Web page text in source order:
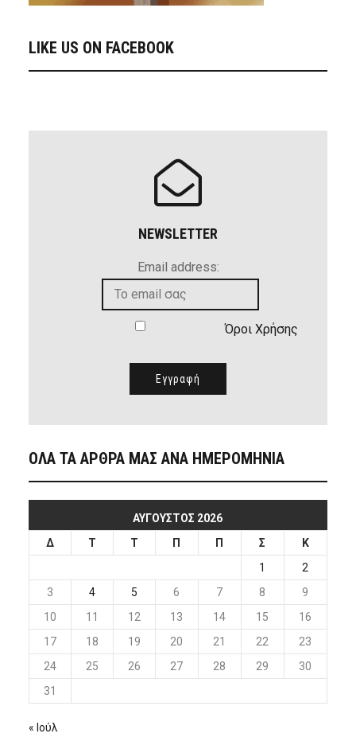
LIKE US ON FACEBOOK
NEWSLETTER
Email address:
Όροι Χρήσης
ΟΛΑ ΤΑ ΑΡΘΡΑ ΜΑΣ ΑΝΑ ΗΜΕΡΟΜΗΝΙΑ
ΑΎΓΟΥΣΤΟΣ 2026
Δ
Τ Τ Π Π Σ
Κ
1
2
3
4 5 6 7 8
9
10
11 12 13 14 15
16
17
18 19 20 21 22
23
24
25 26 27 28 29
30
31
« Ιούλ